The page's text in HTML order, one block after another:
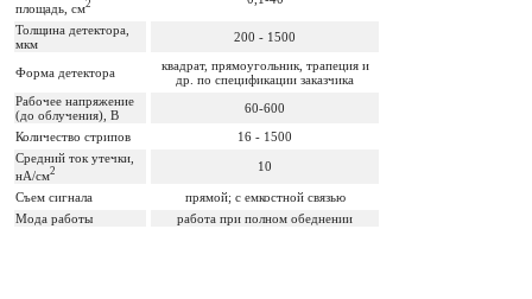
площадь, см2
Толщина детектора,
мкм
200 - 1500
Форма детектора
квадрат, прямоугольник, трапеция и
др. по спецификации заказчика
Рабочее напряжение
(до облучения), В
60-600
Количество стрипов
16 - 1500
Средний ток утечки,
нА/см2 10
Съем сигнала
прямой; с емкостной связью
Мода работы
работа при полном обеднении